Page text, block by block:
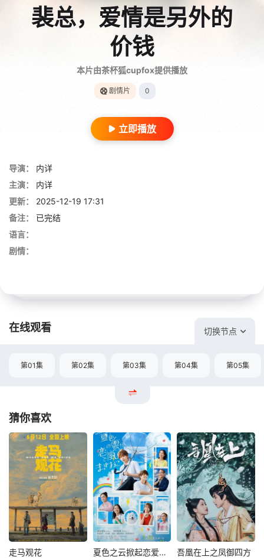
裴总，爱情是另外的
价钱
本片由茶杯狐cupfox提供播放
剧情片 0
立即播放
导演：
内详
主演：
内详
更新：
2025-12-19 17:31
备注：
已完结
语言：
剧情：
在线观看 切换节点
第01集 第02集 第03集 第04集 第05集
猜你喜欢
走马观花 夏色之云掀起恋爱与风暴 吾凰在上之凤御四方